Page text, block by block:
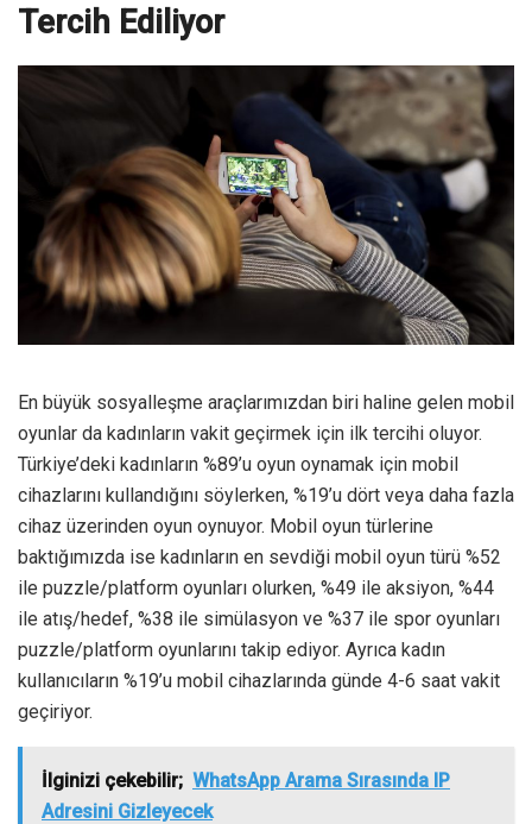
Tercih Ediliyor
En büyük sosyalleşme araçlarımızdan biri haline gelen mobil
oyunlar da kadınların vakit geçirmek için ilk tercihi oluyor.
Türkiye’deki kadınların %89’u oyun oynamak için mobil
cihazlarını kullandığını söylerken, %19’u dört veya daha fazla
cihaz üzerinden oyun oynuyor. Mobil oyun türlerine
baktığımızda ise kadınların en sevdiği mobil oyun türü %52
ile puzzle/platform oyunları olurken, %49 ile aksiyon, %44
ile atış/hedef, %38 ile simülasyon ve %37 ile spor oyunları
puzzle/platform oyunlarını takip ediyor. Ayrıca kadın
kullanıcıların %19’u mobil cihazlarında günde 4-6 saat vakit
geçiriyor.
İlginizi çekebilir; WhatsApp Arama Sırasında IP
Adresini Gizleyecek